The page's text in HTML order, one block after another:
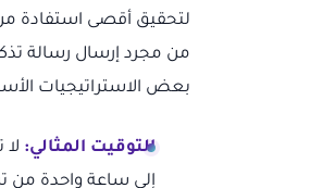
لتحقيق أقصى استفادة
من مجرد إرسال رسالة
بعض الاستراتيجيات
التوقيت المثالي:
إلى ساعة واحدة من